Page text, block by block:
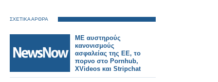
ΣΧΕΤΙΚΑ ΑΡΘΡΑ
ΜΕ αυστηρούς
κανονισμούς
ασφαλείας της ΕΕ, το
πορνο στο Pornhub,
XVideos και Stripchat